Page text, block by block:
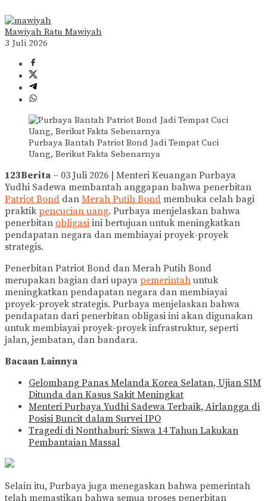
Mawiyah Ratu Mawiyah
3 Juli 2026
Purbaya Bantah Patriot Bond Jadi Tempat Cuci
Uang, Berikut Fakta Sebenarnya
123Berita – 03 Juli 2026 | Menteri Keuangan Purbaya
Yudhi Sadewa membantah anggapan bahwa penerbitan
Patriot Bond dan Merah Putih Bond membuka celah bagi
praktik pencucian uang. Purbaya menjelaskan bahwa
penerbitan obligasi ini bertujuan untuk meningkatkan
pendapatan negara dan membiayai proyek-proyek
strategis.
Penerbitan Patriot Bond dan Merah Putih Bond
merupakan bagian dari upaya pemerintah untuk
meningkatkan pendapatan negara dan membiayai
proyek-proyek strategis. Purbaya menjelaskan bahwa
pendapatan dari penerbitan obligasi ini akan digunakan
untuk membiayai proyek-proyek infrastruktur, seperti
jalan, jembatan, dan bandara.
Bacaan Lainnya
Gelombang Panas Melanda Korea Selatan, Ujian SIM
Ditunda dan Kasus Sakit Meningkat
Menteri Purbaya Yudhi Sadewa Terbaik, Airlangga di
Posisi Buncit dalam Survei IPO
Tragedi di Nonthaburi: Siswa 14 Tahun Lakukan
Pembantaian Massal
Selain itu, Purbaya juga menegaskan bahwa pemerintah
telah memastikan bahwa semua proses penerbitan